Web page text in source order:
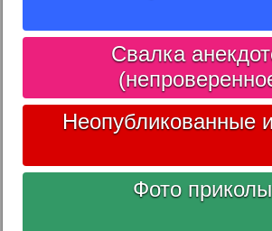
Свалка
Неопубликованные
Фото приколы